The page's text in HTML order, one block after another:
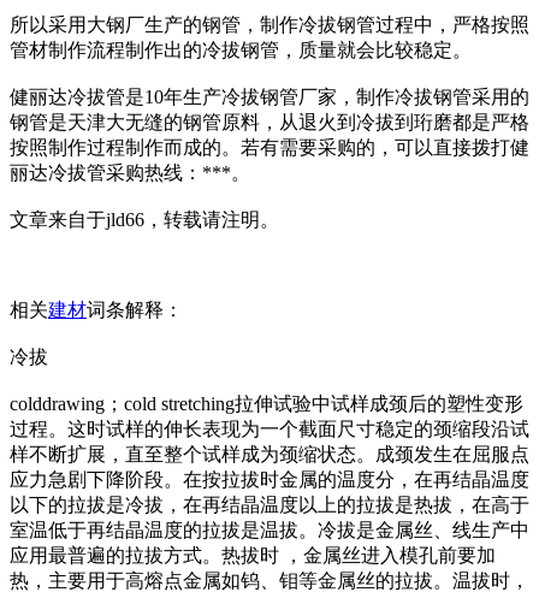
所以采用大钢厂生产的钢管，制作冷拔钢管过程中，严格按照
管材制作流程制作出的冷拔钢管，质量就会比较稳定。
健丽达冷拔管是10年生产冷拔钢管厂家，制作冷拔钢管采用的
钢管是天津大无缝的钢管原料，从退火到冷拔到珩磨都是严格
按照制作过程制作而成的。若有需要采购的，可以直接拨打健
丽达冷拔管采购热线：***。
文章来自于jld66，转载请注明。
相关建材词条解释：
冷拔
colddrawing；cold stretching拉伸试验中试样成颈后的塑性变形
过程。这时试样的伸长表现为一个截面尺寸稳定的颈缩段沿试
样不断扩展，直至整个试样成为颈缩状态。成颈发生在屈服点
应力急剧下降阶段。在按拉拔时金属的温度分，在再结晶温度
以下的拉拔是冷拔，在再结晶温度以上的拉拔是热拔，在高于
室温低于再结晶温度的拉拔是温拔。冷拔是金属丝、线生产中
应用最普遍的拉拔方式。热拔时 ，金属丝进入模孔前要加
热，主要用于高熔点金属如钨、钼等金属丝的拉拔。温拔时，